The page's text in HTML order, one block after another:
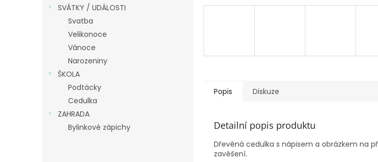
SVÁTKY / UDÁLOSTI
Svatba
Velikonoce
Vánoce
Narozeniny
ŠKOLA
Podtácky
Cedulka
ZAHRADA
Bylinkové zápichy
Popis Diskuze
Detailní popis produktu
Dřevěná cedulka s nápisem a obrázkem na
zavěšení.